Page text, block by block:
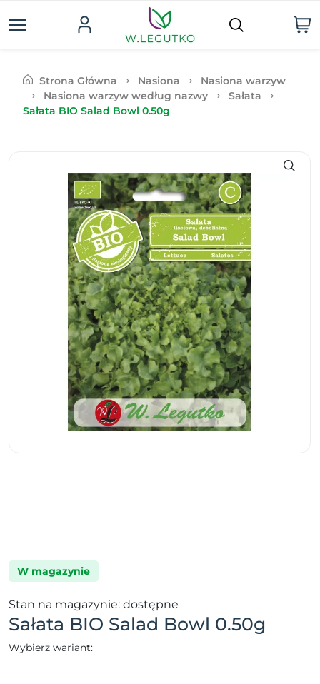
Strona Główna Nasiona
Nasiona warzyw
Nasiona warzyw według nazwy
Sałata
Sałata BIO Salad Bowl 0.50g
W magazynie
Stan na magazynie: dostępne
Sałata BIO Salad Bowl 0.50g
Wybierz wariant: